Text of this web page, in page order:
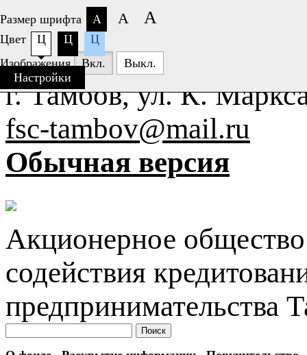
Размер шрифта А А А
Цвет Ц Ц
Ц
Изображения Вкл.
Выкл.
Настройки
+7 (4752)63-77-26
г. Тамбов, ул. К.
fsc-tambov@mail.ru
Обычная версия
Акционерное
содействия
предпринимательства
Поиск